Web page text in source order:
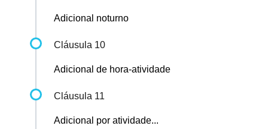
Adicional noturno
Cláusula 10
Adicional de hora-atividade
Cláusula 11
Adicional por atividade...